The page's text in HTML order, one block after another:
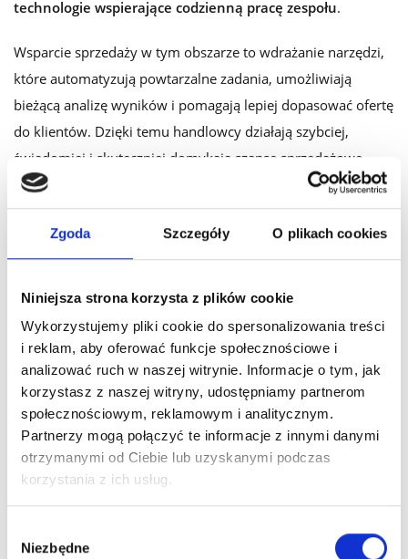
Zgoda Szczegóły O plikach cookies
Niniejsza strona korzysta z plików cookie
Wykorzystujemy pliki cookie do spersonalizowania treści
i reklam, aby oferować funkcje społecznościowe i
analizować ruch w naszej witrynie. Informacje o tym, jak
korzystasz z naszej witryny, udostępniamy partnerom
społecznościowym, reklamowym i analitycznym.
Partnerzy mogą połączyć te informacje z innymi danymi
otrzymanymi od Ciebie lub uzyskanymi podczas
korzystania z ich usług.
zgody
Niezbędne
technologie wspierające codzienną pracę zespołu.
Wsparcie sprzedaży w tym obszarze to wdrażanie narzędzi,
które automatyzują powtarzalne zadania, umożliwiają
bieżącą analizę wyników i pomagają lepiej dopasować ofertę
do klientów. Dzięki temu handlowcy działają szybciej,
świadomiej i skuteczniej domykają szanse sprzedażowe.
System CRM
CRM to podstawowe narzędzie pracy handlowca. Bez niego
trudno dziś mówić o nowoczesnej sprzedaży B2B.
Umożliwia zarządzanie relacjami z klientami, monitorowanie
szans sprzedażowych, planowanie follow-upów i
gromadzenie danych, które wspierają podejmowanie
trafnych decyzji.Dobrze wdrożony system CRM
porządkuje pracę zespołu i ułatwia zarządzanie lejkiem
sprzedażowym.